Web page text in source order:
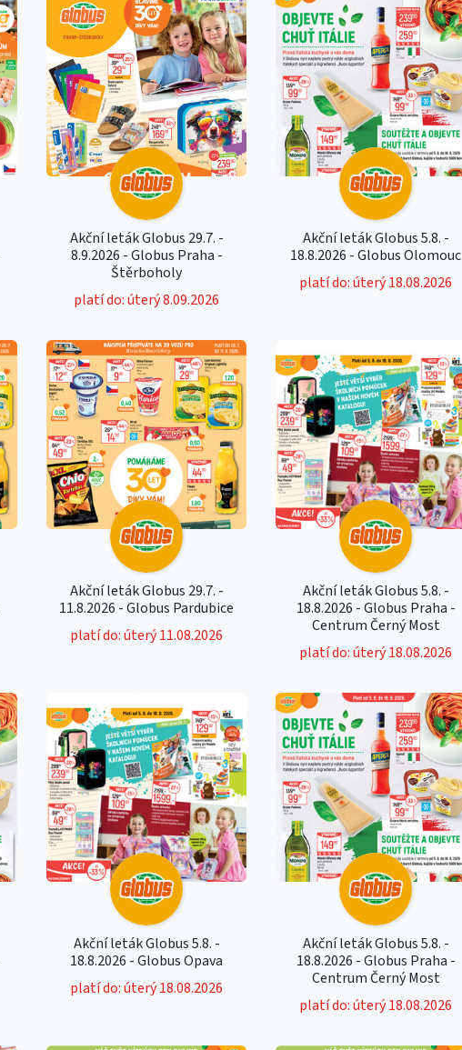
Akční leták Globus 29.7. -
8.9.2026 - Globus Praha -
Štěrboholy
platí do: úterý 8.09.2026
Akční leták Globus 5.8. -
18.8.2026 - Globus Olomouc
platí do: úterý 18.08.2026
Akční leták Globus 29.7. -
11.8.2026 - Globus Pardubice
platí do: úterý 11.08.2026
Akční leták Globus 5.8. -
18.8.2026 - Globus Praha -
Centrum Černý Most
platí do: úterý 18.08.2026
Akční leták Globus 5.8. -
18.8.2026 - Globus Opava
platí do: úterý 18.08.2026
Akční leták Globus 5.8. -
18.8.2026 - Globus Praha -
Centrum Černý Most
platí do: úterý 18.08.2026